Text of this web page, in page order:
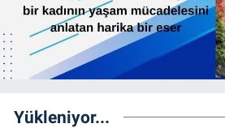
Yükleniyor...